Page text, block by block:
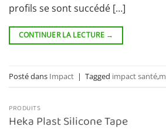
profils se sont succédé […]
CONTINUER LA LECTURE →
Posté dans Impact | Tagged impact santé,
PRODUITS
Heka Plast Silicone Tape